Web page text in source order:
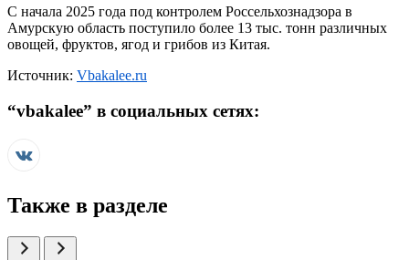
С начала 2025 года под контролем Россельхознадзора в
Амурскую область поступило более 13 тыс. тонн различных
овощей, фруктов, ягод и грибов из Китая.
Источник: Vbakalee.ru
“vbakalee” в социальных сетях:
Также в разделе